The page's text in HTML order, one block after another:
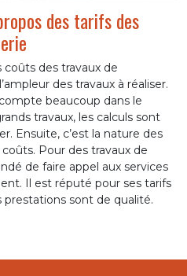
des tarifs des
coûts des travaux de
des travaux à réaliser.
beaucoup dans le
travaux, les calculs sont
Ensuite, c’est la nature des
Pour des travaux de
de faire appel aux services
Il est réputé pour ses tarifs
prestations sont de qualité.